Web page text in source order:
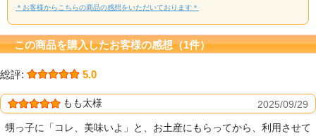
＊お客様からこちらの商品の感想をいただいております＊
この商品を購入したお客様の感想（1件）
総評: 5.0
もも太様 2025/09/29
甥っ子に「コレ、美味いよ」と、お土産にもらってから、利用させて